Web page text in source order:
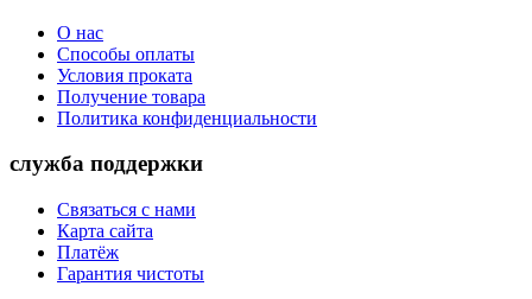
О нас
Способы оплаты
Условия проката
Получение товара
Политика конфиденциальности
служба поддержки
Связаться с нами
Карта сайта
Платёж
Гарантия чистоты